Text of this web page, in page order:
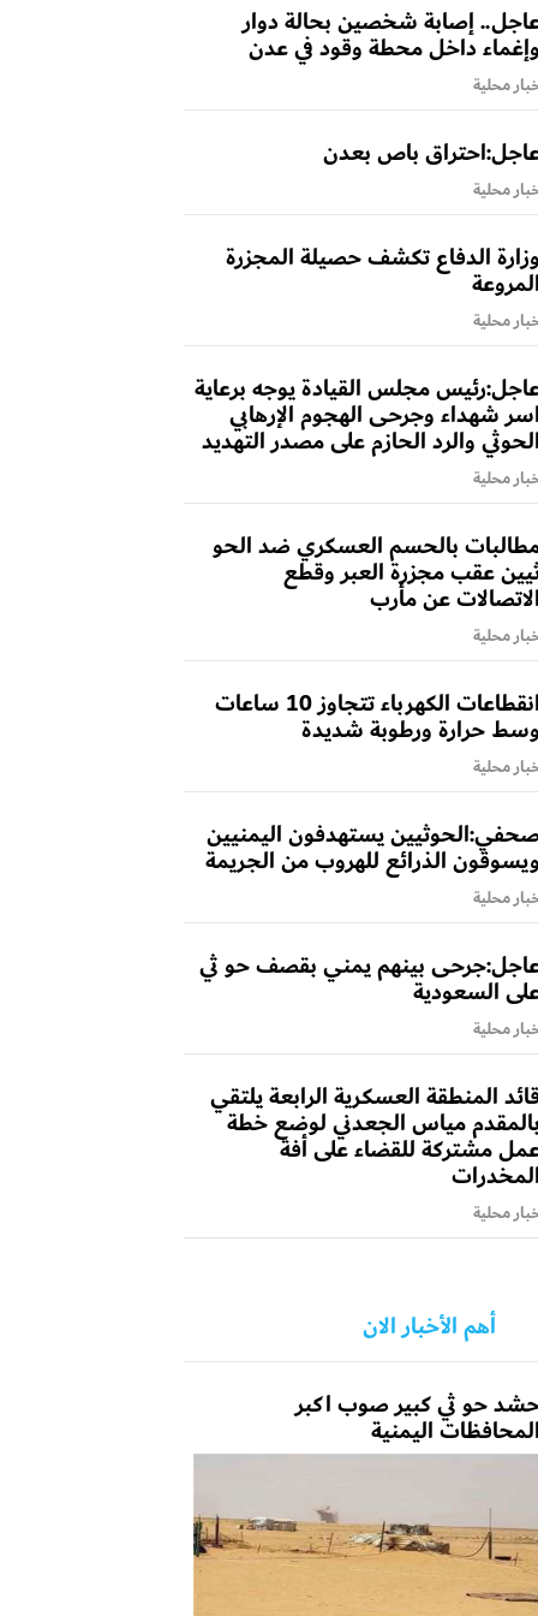
إصابة شخصين بحالة دوار
وإغماء داخل محطة وقود في عدن
محلية
باص بعدن
محلية
وزارة الدفاع تكشف حصيلة المجزرة
المروعة
محلية
مجلس القيادة يوجه برعاية
اسر شهداء وجرحى الهجوم الإرهابي
الحوثي والرد الحازم على مصدر التهديد
محلية
بالحسم العسكري ضد الحو
عقب مجزرة العبر وقطع
الاتصالات عن مأرب
محلية
انقطاعات الكهرباء تتجاوز 10 ساعات
وسط حرارة ورطوبة شديدة
محلية
صحفي:الحوثيين يستهدفون اليمنيين
ويسوقون الذرائع للهروب من الجريمة
محلية
بينهم يمني بقصف حو ثي
السعودية
محلية
قائد المنطقة العسكرية الرابعة يلتقي
بالمقدم مياس الجعدني لوضع خطة
مشتركة للقضاء على أفة
المخدرات
محلية
أهم الأخبار الان
حو ثي كبير صوب اكبر
المحافظات اليمنية